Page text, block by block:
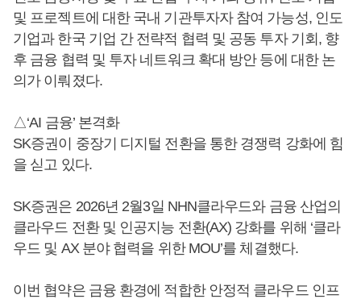
및 프로젝트에 대한 국내 기관투자자 참여 가능성, 인도
기업과 한국 기업 간 전략적 협력 및 공동 투자 기회, 향
후 금융 협력 및 투자 네트워크 확대 방안 등에 대한 논
의가 이뤄졌다.
△‘AI 금융’ 본격화
SK증권이 중장기 디지털 전환을 통한 경쟁력 강화에 힘
을 싣고 있다.
SK증권은 2026년 2월3일 NHN클라우드와 금융 산업의
클라우드 전환 및 인공지능 전환(AX) 강화를 위해 ‘클라
우드 및 AX 분야 협력을 위한 MOU’를 체결했다.
이번 협약은 금융 환경에 적합한 안정적 클라우드 인프